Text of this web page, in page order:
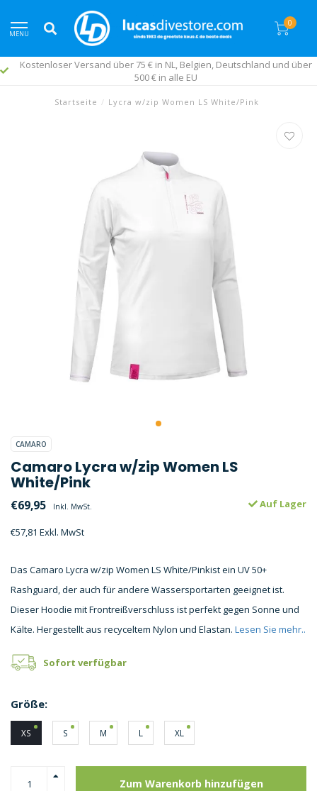
MENU
0
Kostenloser Versand über 75 € in NL, Belgien, Deutschland und über
500 € in alle EU
Startseite / Lycra w/zip Women LS White/Pink
CAMARO
Camaro Lycra w/zip Women LS
White/Pink
€69,95 Inkl. MwSt.
€57,81 Exkl. MwSt
Auf Lager
Das Camaro Lycra w/zip Women LS White/Pinkist ein UV 50+
Rashguard, der auch für andere Wassersportarten geeignet ist.
Dieser Hoodie mit Frontreißverschluss ist perfekt gegen Sonne und
Kälte. Hergestellt aus recyceltem Nylon und Elastan. Lesen Sie mehr..
Sofort verfügbar
Größe:
XS S M L XL
Zum Warenkorb hinzufügen